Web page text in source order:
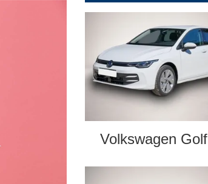
Volkswagen Golf